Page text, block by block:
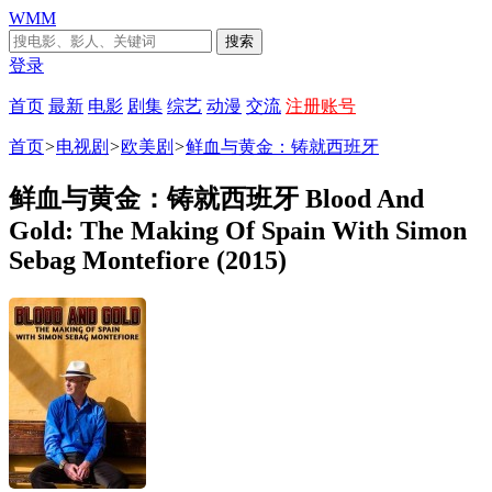
WMM
搜索
登录
首页 最新 电影 剧集 综艺 动漫 交流 注册账号
首页>电视剧 >欧美剧 >鲜血与黄金：铸就西班牙
鲜血与黄金：铸就西班牙 Blood And
Gold: The Making Of Spain With Simon
Sebag Montefiore (2015)